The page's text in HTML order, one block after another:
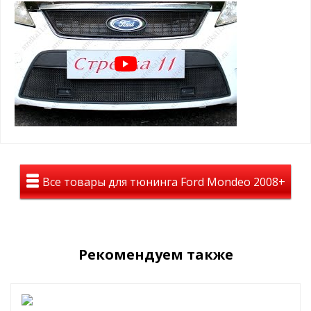
ВАЖНО!!!УстанавливаетсяТОЛЬКОна защитную сетку
радиатора данного производителя
Зимний пакет (зимние заглушки поверх защитной сетки):
защита радиатора в минусовую погоду от снежно-
грязевых мас, реагентов и т.д.
помогает сохранить тепло в моторном отсеке
простая САМОСТОЯТЕЛЬНАЯ установка, крепится
пластиковыми винтами в ячейку защитной сетки
Все товары для тюнинга Ford Mondeo 2008+
Рекомендуем также